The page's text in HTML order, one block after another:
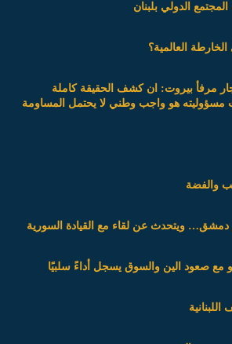
المجتمع الدولي بلبنان
العالمية؟
مرفأ بيروت: ان كشف الحقيقة كاملة
هو واجب وطني لا يحتمل المساومة
والفضة
دمشق… ويتحدث عن لقاء مع القيادة السورية
صعود الين والسوق يسجل أداءً سلبيًا